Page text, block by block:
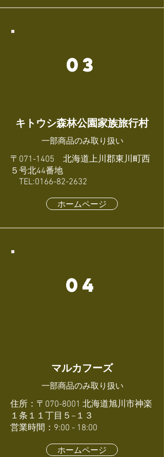
03
キトウシ森林公園家族旅行村
​一部商品のみ取り扱い
〒071-1405 北海道上川郡東川町西
５号北44番地
TEL:0166-82-2632
ホームページ
04
​マルカフーズ
​一部商品のみ取り扱い
住所：〒070-8001 北海道旭川市神楽
１条１１丁目５−１３
営業時間：9:00 - 18:00
ホームページ